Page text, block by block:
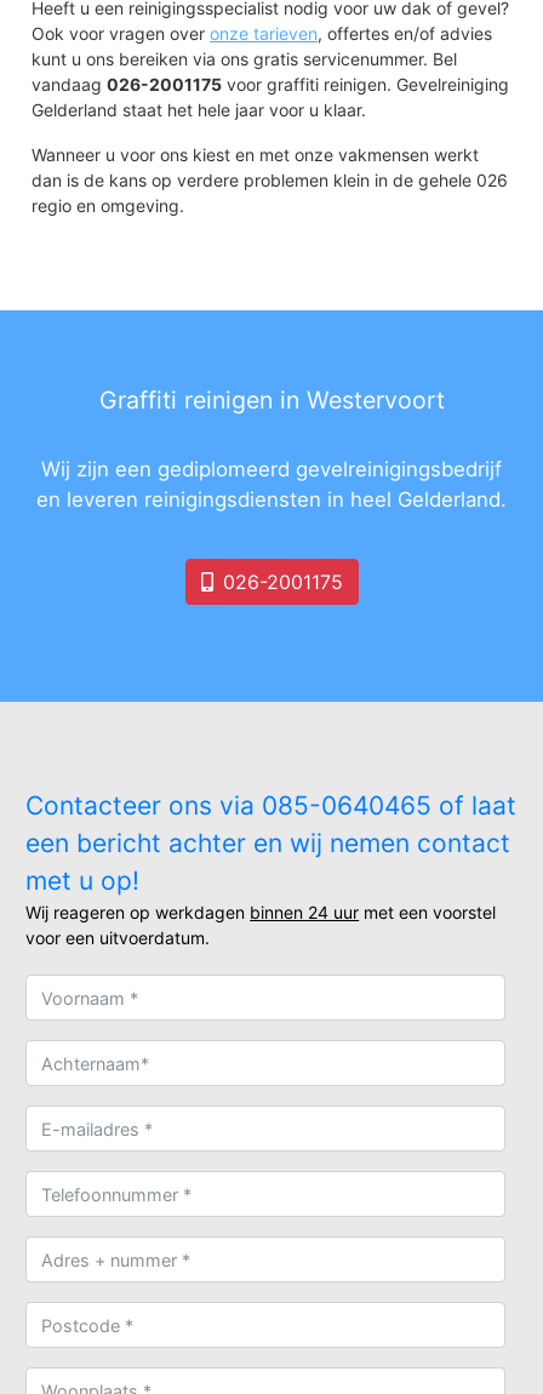
Heeft u een reinigingsspecialist nodig voor uw dak of gevel?
Ook voor vragen overonze tarieven, offertes en/of advies
kunt u ons bereiken via ons gratis servicenummer. Bel
vandaag026-2001175 voor graffiti reinigen. Gevelreiniging
Gelderland staat het hele jaar voor u klaar.
Wanneer u voor ons kiest en met onze vakmensen werkt
dan is de kans op verdere problemen klein in de gehele 026
regio en omgeving.
Graffiti reinigen in Westervoort
Wij zijn een gediplomeerd gevelreinigingsbedrijf
en leveren reinigingsdiensten in heel Gelderland.
026-2001175
Contacteer ons via 085-0640465 of laat
een bericht achter en wij nemen contact
met u op!
Wij reageren op werkdagen binnen 24 uur met een voorstel
voor een uitvoerdatum.